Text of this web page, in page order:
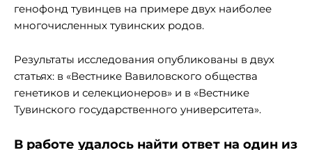
генофонд тувинцев на примере двух наиболее
многочисленных тувинских родов.
Результаты исследования опубликованы в двух
статьях: в «Вестнике Вавиловского общества
генетиков и селекционеров» и в «Вестнике
Тувинского государственного университета».
В работе удалось найти ответ на один из